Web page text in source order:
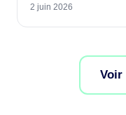
2 juin 2026
Voir